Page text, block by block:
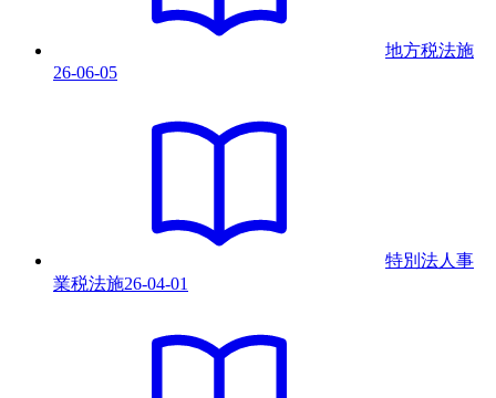
地方税法施
26-06-05
特別法人事
業税法施26-04-01